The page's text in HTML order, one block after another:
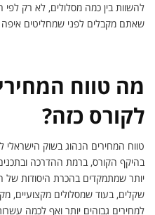
להשוות בין כמה מסלולים, לא רק
שאתם מקבלים לפני שמחליטים איפה
מה טווח
לקורס כזה?
טווח המחירים הנהוג בשוק הישראלי
בהיקף הקורס, ברמת ההדרכה
יותר שמתמקדים בהכרת היסודות של
שקלים, בעוד שמסלולים מקצועיים,
למחירים גבוהים יותר ואף לכמה